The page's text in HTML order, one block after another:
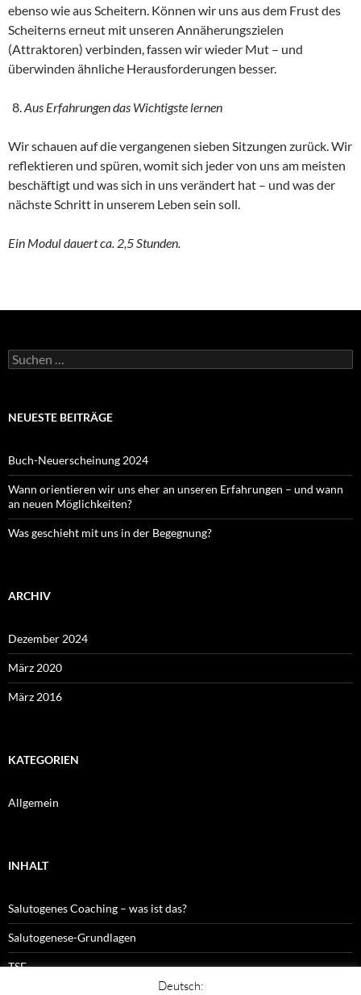
ebenso wie aus Scheitern. Können wir uns aus dem Frust des
Scheiterns erneut mit unseren Annäherungszielen
(Attraktoren) verbinden, fassen wir wieder Mut – und
überwinden ähnliche Herausforderungen besser.
Aus Erfahrungen das Wichtigste lernen
Wir schauen auf die vergangenen sieben Sitzungen zurück. Wir
reflektieren und spüren, womit sich jeder von uns am meisten
beschäftigt und was sich in uns verändert hat – und was der
nächste Schritt in unserem Leben sein soll.
Ein Modul dauert ca. 2,5 Stunden.
Suchen
nach:
NEUESTE BEITRÄGE
Buch-Neuerscheinung 2024
Wann orientieren wir uns eher an unseren Erfahrungen – und wann
an neuen Möglichkeiten?
Was geschieht mit uns in der Begegnung?
ARCHIV
Dezember 2024
März 2020
März 2016
KATEGORIEN
Allgemein
INHALT
Salutogenes Coaching – was ist das?
Salutogenese-Grundlagen
TSF
Deutsch: